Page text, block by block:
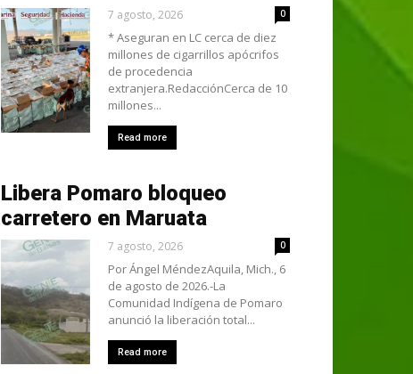
7 agosto, 2026 0
* Aseguran en LC cerca de diez
millones de cigarrillos apócrifos
de procedencia
extranjera.RedacciónCerca de 10
millones...
Read more
Libera Pomaro bloqueo
carretero en Maruata
7 agosto, 2026 0
Por Ángel MéndezAquila, Mich., 6
de agosto de 2026.-La
Comunidad Indígena de Pomaro
anunció la liberación total...
Read more